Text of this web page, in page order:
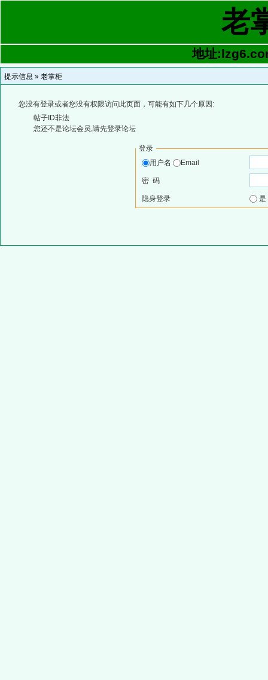
老
地址
提示信息 » 老掌柜
您没有登录或者您没有权限访问此页面，可能有如下几个原因:
帖子ID非法
您还不是论坛会员,请先登录论坛
登录
用户名
Email
密 码
隐身登录